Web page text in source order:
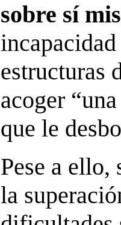
sobre sí
estructuras
acoger
que le
Pese a ello,
la